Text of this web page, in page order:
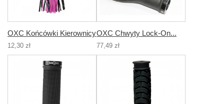
OXC Końcówki Kierownicy
12,30 zł
OXC Chwyty Lock-On...
77,49 zł